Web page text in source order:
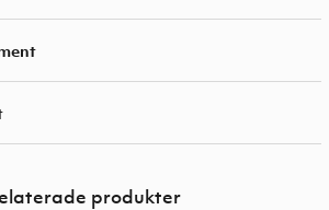
produkter